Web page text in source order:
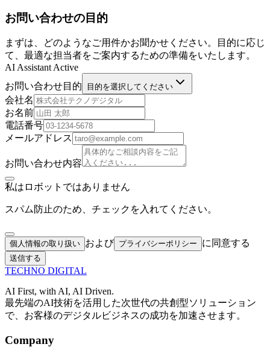
お問い合わせの目的
まずは、どのようなご用件かお聞かせください。目的に応じ
て、最適な担当者をご案内するための準備をいたします。
AI Assistant Active
お問い合わせ目的
目的を選択してください
会社名
お名前
電話番号
メールアドレス
お問い合わせ内容
私はロボットではありません
スパム防止のため、チェックを入れてください。
個人情報の取り扱い および プライバシーポリシー に同意する
送信する
TECHNO DIGITAL
AI First, with AI, AI Driven.
最先端のAI技術を活用した次世代の共創型ソリューション
で、お客様のデジタルビジネスの成功を加速させます。
Company